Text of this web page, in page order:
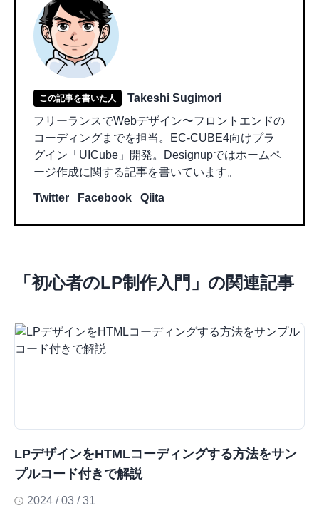
この記事を書いた人
Takeshi Sugimori
フリーランスでWebデザイン〜フロントエンドの
コーディングまでを担当。EC-CUBE4向けプラ
グイン「UICube」開発。Designupではホームペ
ージ作成に関する記事を書いています。
Twitter Facebook Qiita
「 初心者のLP制作入門 」の関連記事
LPデザインをHTMLコーディングする方法をサン
プルコード付きで解説
2024 / 03 / 31